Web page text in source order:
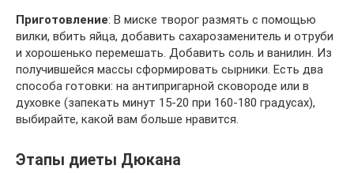
Приготовление: В миске творог размять с помощью
вилки, вбить яйца, добавить сахарозаменитель и отруби
и хорошенько перемешать. Добавить соль и ванилин. Из
получившейся массы сформировать сырники. Есть два
способа готовки: на антипригарной сковороде или в
духовке (запекать минут 15-20 при 160-180 градусах),
выбирайте, какой вам больше нравится.
Этапы диеты Дюкана